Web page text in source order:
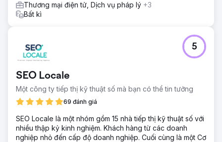
Thương mại điện tử, Dịch vụ pháp lý +3
Bất kì
SEO Locale
Một công ty tiếp thị kỹ thuật số mà bạn có thể tin tưởng
69 đánh giá
5
SEO Locale là một nhóm gồm 15 nhà tiếp thị kỹ thuật số với
nhiều thập kỷ kinh nghiệm. Khách hàng từ các doanh
nghiệp nhỏ đến cấp độ doanh nghiệp. Cuối cùng là một Cơ